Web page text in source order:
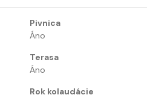
Pivnica
Áno
Terasa
Áno
Rok kolaudácie